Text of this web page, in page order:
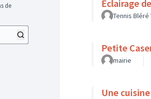
de
Eclairage
Tennis Bléré
Petite
mairie
Une